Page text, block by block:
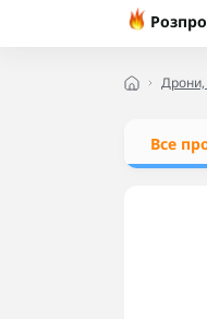
Дрони,
Все